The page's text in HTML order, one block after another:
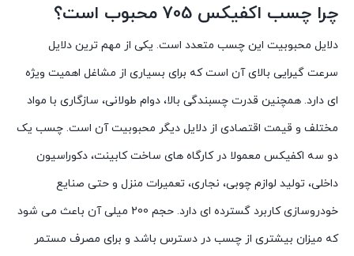
چرا چسب اکفیکس 705 محبوب است؟
دلایل محبوبیت این چسب متعدد است. یکی از مهم ترین دلایل
سرعت گیرایی بالای آن است که برای بسیاری از مشاغل اهمیت ویژه
ای دارد. همچنین قدرت چسبندگی بالا، دوام طولانی، سازگاری با مواد
مختلف و قیمت اقتصادی از دلایل دیگر محبوبیت آن است. چسب یک
دو سه اکفیکس معمولا در کارگاه های ساخت کابینت، دکوراسیون
داخلی، تولید لوازم چوبی، نجاری، تعمیرات منزل و حتی صنایع
خودروسازی کاربرد گسترده ای دارد. حجم 200 میلی آن باعث می شود
که میزان بیشتری از چسب در دسترس باشد و برای مصرف مستمر